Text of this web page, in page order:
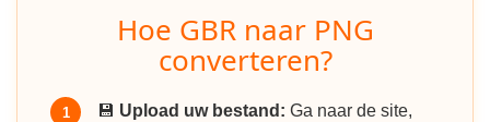
Hoe GBR naar PNG
converteren?
1 💾 Upload uw bestand: Ga naar de site,